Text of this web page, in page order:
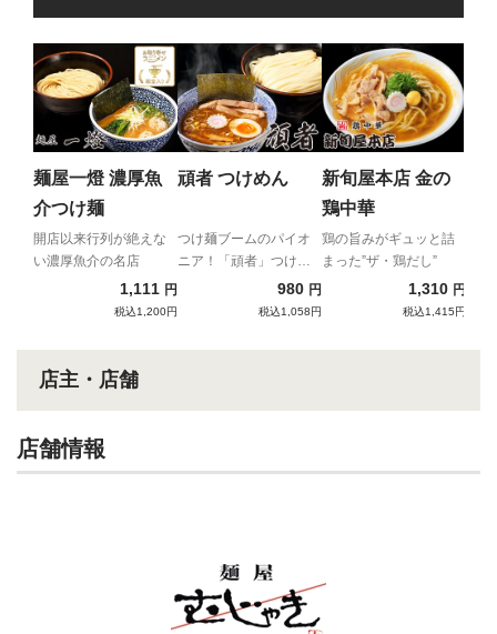
麺屋一燈 濃厚魚
介つけ麺
開店以来行列が絶えな
い濃厚魚介の名店
1,111 円
税込1,200円
頑者 つけめん
つけ麺ブームのパイオ
ニア！「頑者」つけめ
980 円
税込1,058円
新旬屋本店 金の
鶏中華
鶏の旨みがギュッと詰
まった”ザ・鶏だし”
1,310 円
税込1,415円
店主・店舗
店舗情報